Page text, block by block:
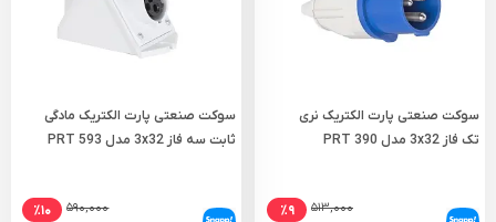
سوکت صنعتی پارت الکتریک نری
تک فاز 3x32 مدل PRT 390
۵۱۳,۰۰۰ ٪۹
سوکت صنعتی پارت الکتریک مادگی
ثابت سه فاز 3x32 مدل PRT 593
۵۹۰,۰۰۰ ٪۱۰